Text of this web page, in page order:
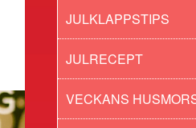
JULKLAPPSTIPS
JULRECEPT
VECKANS